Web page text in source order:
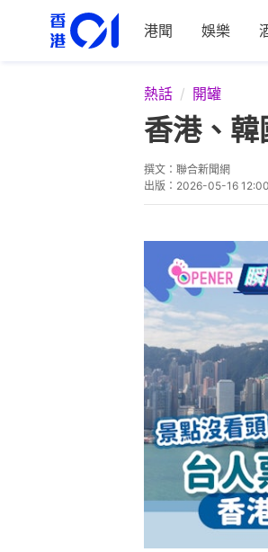
港聞 娛樂
熱話 開罐
香港、
撰文： 聯合新聞網
出版： 2026-05-16 12:00